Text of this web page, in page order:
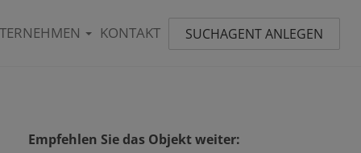
KONTAKT SUCHAGENT ANLEGEN
Empfehlen Sie das Objekt weiter: